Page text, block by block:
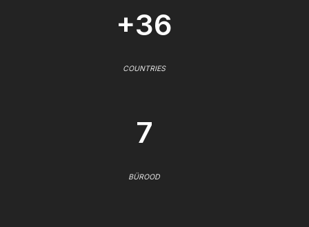
+36
COUNTRIES
7
BÜROOD